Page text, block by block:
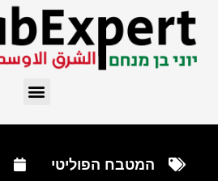
המטבח הפוליטי